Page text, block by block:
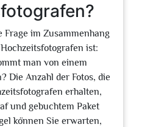
Frage im Zusammenhang
ist:
man von einem
Die Anzahl der Fotos, die
erhalten,
und gebuchtem Paket
können Sie erwarten,